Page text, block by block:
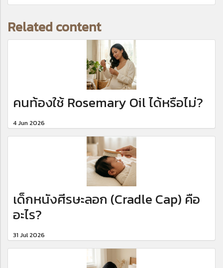
Related content
คนท้องใช้ Rosemary Oil ได้หรือไม่?
4 Jun 2026
เด็กหนังศีรษะลอก (Cradle Cap) คือ
อะไร?
31 Jul 2026